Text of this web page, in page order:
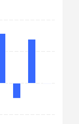
Data ranges from -